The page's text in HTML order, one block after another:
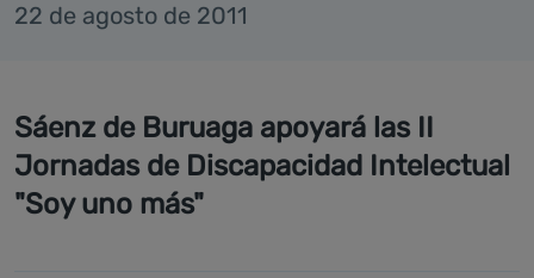
22 de agosto de 2011
Sáenz de Buruaga apoyará las II
Jornadas de Discapacidad Intelectual
"Soy uno más"